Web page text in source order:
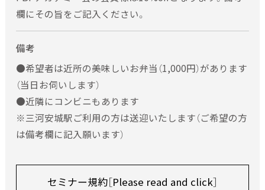
欄にその旨をご記入ください。
備考
●希望者は近所の美味しいお弁当（1,000円）があります
（当日お伺いします）
●近隣にコンビニもあります
※三河安城駅ご利用の方は送迎いたします（ご希望の方
は備考欄に記入願います）
セミナー規約［Please read and click］